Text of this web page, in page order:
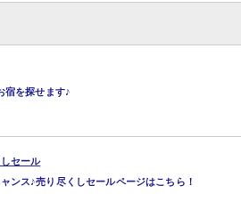
宿を探せます♪
セール
ンス♪売り尽くしセールページはこちら！